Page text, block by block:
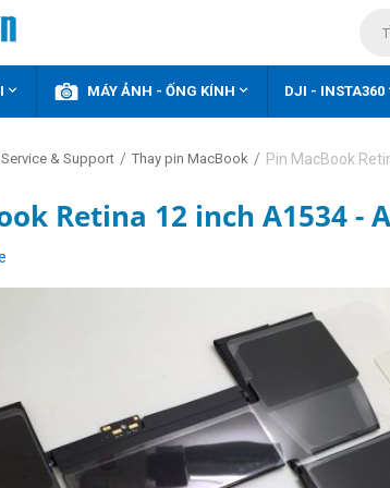
 MÁY ẢNH - ỐNG KÍNH  DJI - INSTA360
Service & Support / Thay pin MacBook / Pin MacBook
Retina 12 inch A1534 -